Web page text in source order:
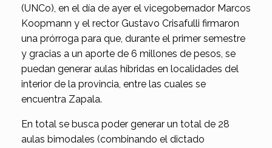
(UNCo), en el día de ayer el vicegobernador Marcos
Koopmann y el rector Gustavo Crisafulli firmaron
una prórroga para que, durante el primer semestre
y gracias a un aporte de 6 millones de pesos, se
puedan generar aulas híbridas en localidades del
interior de la provincia, entre las cuales se
encuentra Zapala.
En total se busca poder generar un total de 28
aulas bimodales (combinando el dictado